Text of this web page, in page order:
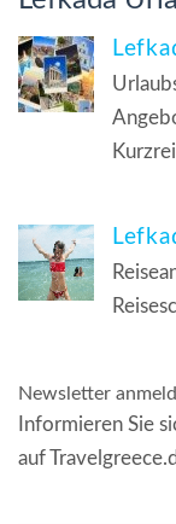
Newsletter
Informieren Sie
auf